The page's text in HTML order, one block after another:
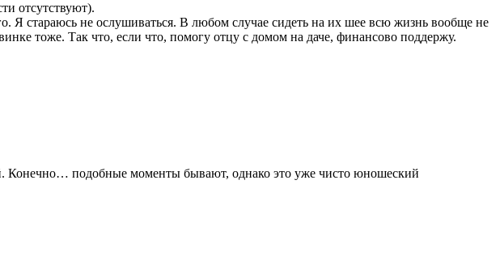
отсутствуют).
Я стараюсь не ослушиваться. В любом случае сидеть на их шее всю жизнь вообще не
тоже. Так что, если что, помогу отцу с домом на даче, финансово поддержу.
Конечно… подобные моменты бывают, однако это уже чисто юношеский